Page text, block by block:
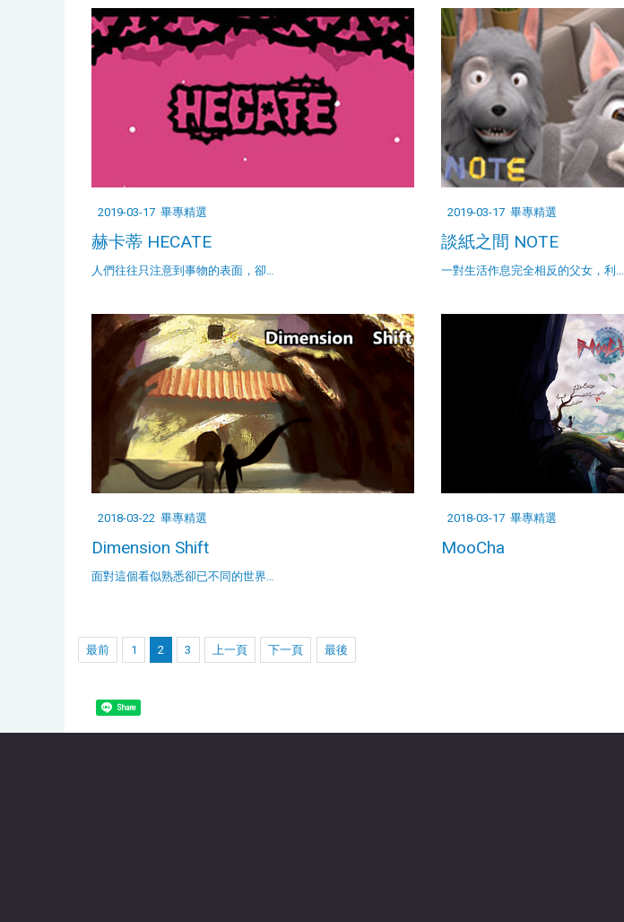
2019-03-17 畢專精選
赫卡蒂 HECATE
人們往往只注意到事物的表面，卻…
2019-03-17 畢專精選
談紙之間 NOTE
一對生活作息完全相反的父女，利…
2018-03-22 畢專精選
Dimension Shift
面對這個看似熟悉卻已不同的世界…
2018-03-17 畢專精選
MooCha
最前 1 2 3 上一頁 下一頁 最後
Share